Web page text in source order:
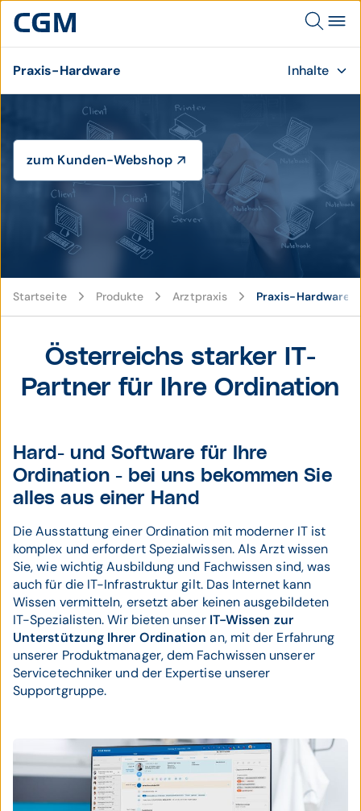
Praxis-Hardware Inhalte
zum Kunden-Webshop
Startseite Produkte Arztpraxis Praxis-Hardware
Österreichs starker IT-
Partner für Ihre Ordination
Hard- und Software für Ihre
Ordination - bei uns bekommen Sie
alles aus einer Hand
Die Ausstattung einer Ordination mit moderner IT ist
komplex und erfordert Spezialwissen. Als Arzt wissen
Sie, wie wichtig Ausbildung und Fachwissen sind, was
auch für die IT-Infrastruktur gilt. Das Internet kann
Wissen vermitteln, ersetzt aber keinen ausgebildeten
IT-Spezialisten. Wir bieten unserIT-Wissen zur
Unterstützung Ihrer Ordinationan, mit der Erfahrung
unserer Produktmanager, dem Fachwissen unserer
Servicetechniker und der Expertise unserer
Supportgruppe.